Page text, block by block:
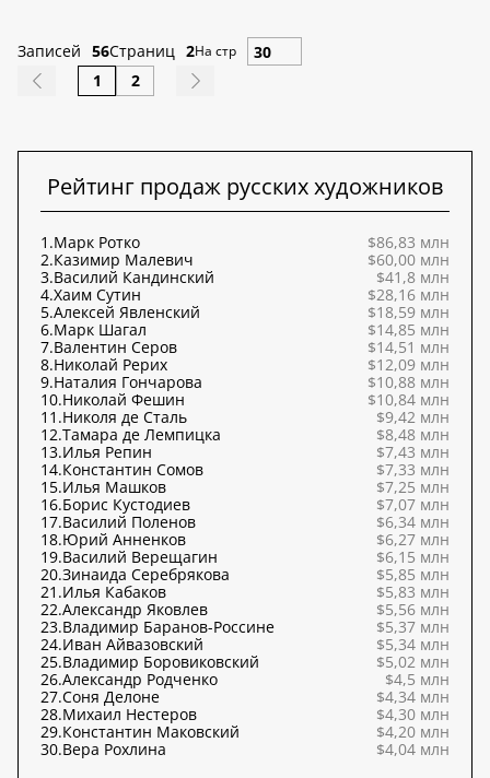
Записей 56Страниц 2На стр
1 2
Рейтинг продаж русских художников
1.Марк Ротко
$86,83 млн
2.Казимир Малевич
$60,00 млн
3.Василий Кандинский
$41,8 млн
4.Хаим Сутин
$28,16 млн
5.Алексей Явленский
$18,59 млн
6.Марк Шагал
$14,85 млн
7.Валентин Серов
$14,51 млн
8.Николай Рерих
$12,09 млн
9.Наталия Гончарова
$10,88 млн
10.Николай Фешин
$10,84 млн
11.Николя де Сталь
$9,42 млн
12.Тамара де Лемпицка
$8,48 млн
13.Илья Репин
$7,43 млн
14.Константин Сомов
$7,33 млн
15.Илья Машков
$7,25 млн
16.Борис Кустодиев
$7,07 млн
17.Василий Поленов
$6,34 млн
18.Юрий Анненков
$6,27 млн
19.Василий Верещагин
$6,15 млн
20.Зинаида Серебрякова
$5,85 млн
21.Илья Кабаков
$5,83 млн
22.Александр Яковлев
$5,56 млн
23.Владимир Баранов-Россине
$5,37 млн
24.Иван Айвазовский
$5,34 млн
25.Владимир Боровиковский
$5,02 млн
26.Александр Родченко
$4,5 млн
27.Соня Делоне
$4,34 млн
28.Михаил Нестеров
$4,30 млн
29.Константин Маковский
$4,20 млн
30.Вера Рохлина $4,04 млн